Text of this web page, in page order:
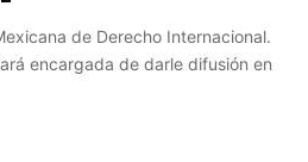
de Derecho Internacional.
encargada de darle difusión en